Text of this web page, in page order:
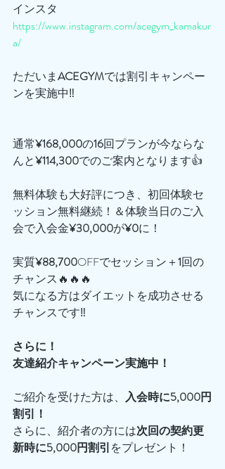
インスタ
https://www.instagram.com/acegym_kamakur
a/
ただいまACEGYMでは割引キャンペー
ンを実施中‼️
通常¥168,000の16回プランが今ならな
んと¥114,300でのご案内となります👍
無料体験も大好評につき、初回体験セ
ッション無料継続！＆体験当日のご入
会で入会金¥30,000が¥0に！
実質¥88,700OFFでセッション＋1回の
チャンス🔥🔥🔥
気になる方はダイエットを成功させる
チャンスです‼️
さらに！
友達紹介キャンペーン実施中！
ご紹介を受けた方は、 入会時に5,000円
割引！
さらに、紹介者の方には次回の契約更
新時に5,000円割引をプレゼント！